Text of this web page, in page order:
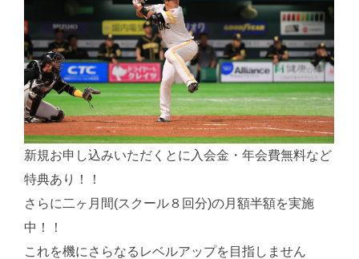
新規お申し込みいただくとに入会金・年会費無料など
特典あり！！
さらに二ヶ月間(スクール８回分)の月額半額を実施
中！！
これを機にさらなるレベルアップを目指しません